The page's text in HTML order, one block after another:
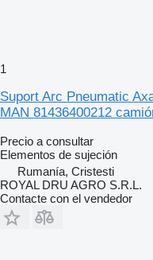
1
Suport Arc Pneumatic
MAN 81436400212
Precio a consultar
Elementos de sujeción
Rumanía, Cristesti
ROYAL DRU AGRO S.R.L.
Contacte con el vendedor